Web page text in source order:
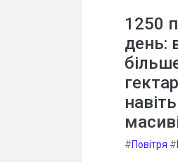
1250
день:
#Повітря #